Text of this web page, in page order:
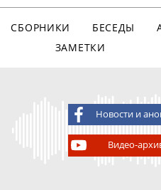
СБОРНИКИ БЕСЕДЫ
ЗАМЕТКИ
Новости и
Видео-